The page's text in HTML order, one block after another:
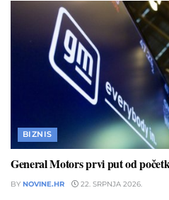
BIZNIS
General Motors prvi put od
BY NOVINE.HR 22. SRPNJA 2026.